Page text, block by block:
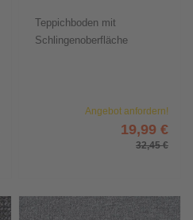
Teppichboden mit
Schlingenoberfläche
Angebot anfordern!
19,99 €
32,45 €